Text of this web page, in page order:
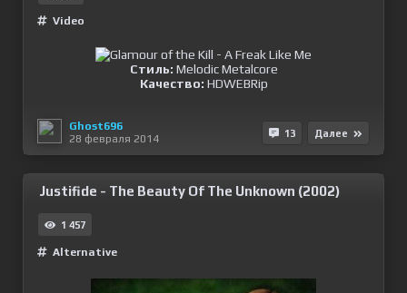
Video
Стиль: Melodic Metalcore
Качество: HDWEBRip
Ghost696
28 февраля 2014
13 Далее
Justifide - The Beauty Of The Unknown (2002)
1 457
Alternative